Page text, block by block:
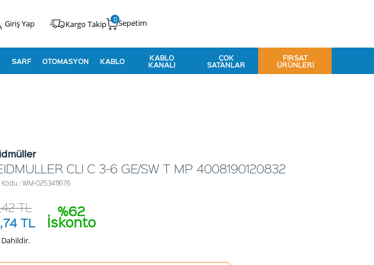
Giriş Yap Kargo Takip Sepetim
0
SARF OTOMASYON KABLO KABLO
KANALI
ÇOK
SATANLAR
FIRSAT
ÜRÜNLERI
CLI C 3-6 GE/SW T MP 4008190120832
: WM-0253411676
%62
İskonto
TL
TL
Dahildir.